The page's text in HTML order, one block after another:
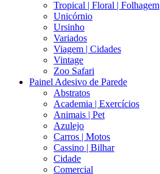
Tropical | Floral | Folhagem
Unicórnio
Ursinho
Variados
Viagem | Cidades
Vintage
Zoo Safari
Painel Adesivo de Parede
Abstratos
Academia | Exercícios
Animais | Pet
Azulejo
Carros | Motos
Cassino | Bilhar
Cidade
Comercial